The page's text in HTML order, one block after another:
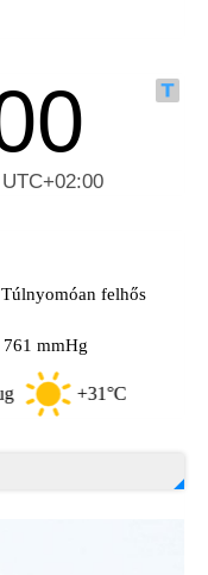
Túlnyomóan felhős
761 mmHg
+31°C